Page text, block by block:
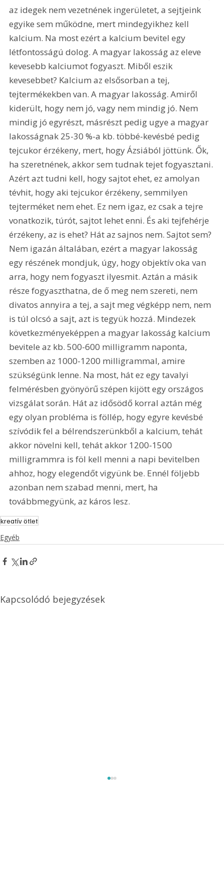
az idegek nem vezetnének ingerületet, a sejtjeink
egyike sem működne, mert mindegyikhez kell
kalcium. Na most ezért a kalcium bevitel egy
létfontosságú dolog. A magyar lakosság az eleve
kevesebb kalciumot fogyaszt. Miből eszik
kevesebbet? Kalcium az elsősorban a tej,
tejtermékekben van. A magyar lakosság. Amiről
kiderült, hogy nem jó, vagy nem mindig jó. Nem
mindig jó egyrészt, másrészt pedig ugye a magyar
lakosságnak 25-30 %-a kb. többé-kevésbé pedig
tejcukor érzékeny, mert, hogy Ázsiából jöttünk. Ők,
ha szeretnének, akkor sem tudnak tejet fogyasztani.
Azért azt tudni kell, hogy sajtot ehet, ez amolyan
tévhit, hogy aki tejcukor érzékeny, semmilyen
tejterméket nem ehet. Ez nem igaz, ez csak a tejre
vonatkozik, túrót, sajtot lehet enni. És aki tejfehérje
érzékeny, az is ehet? Hát az sajnos nem. Sajtot sem?
Nem igazán általában, ezért a magyar lakosság
egy részének mondjuk, úgy, hogy objektív oka van
arra, hogy nem fogyaszt ilyesmit. Aztán a másik
része fogyaszthatna, de ő meg nem szereti, nem
divatos annyira a tej, a sajt meg végképp nem, nem
is túl olcsó a sajt, azt is tegyük hozzá. Mindezek
következményeképpen a magyar lakosság kalcium
bevitele az kb. 500-600 milligramm naponta,
szemben az 1000-1200 milligrammal, amire
szükségünk lenne. Na most, hát ez egy tavalyi
felmérésben gyönyörű szépen kijött egy országos
vizsgálat során. Hát az idősödő korral aztán még
egy olyan probléma is föllép, hogy egyre kevésbé
szívódik fel a bélrendszerünkből a kalcium, tehát
akkor növelni kell, tehát akkor 1200-1500
milligrammra is föl kell menni a napi bevitelben
ahhoz, hogy elegendőt vigyünk be. Ennél följebb
azonban nem szabad menni, mert, ha
továbbmegyünk, az káros lesz.
kreatív ötlet
Egyéb
Kapcsolódó bejegyzések